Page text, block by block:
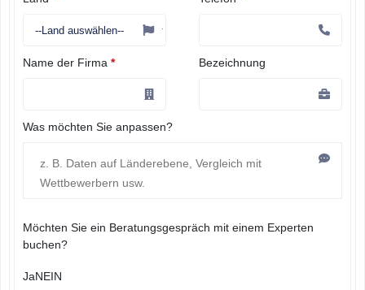
Name der Firma * Bezeichnung
Was möchten Sie anpassen?
Möchten Sie ein Beratungsgespräch mit einem Experten
buchen?
JaNEIN